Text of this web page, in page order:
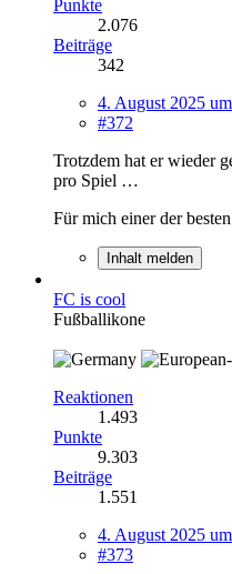
Punkte
2.076
Beiträge
342
4. August 2025
#372
Trotzdem hat er wieder
pro Spiel …
Für mich einer der
Inhalt melden
FC is cool
Fußballikone
Reaktionen
1.493
Punkte
9.303
Beiträge
1.551
4. August 2025
#373